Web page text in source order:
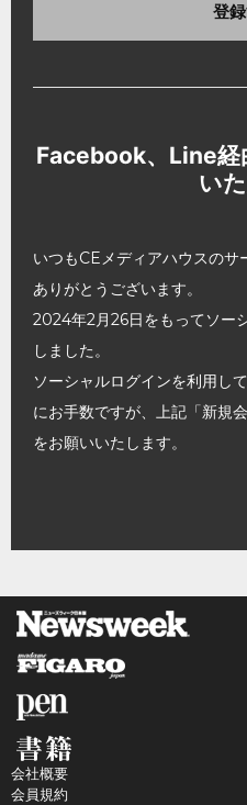
登
Facebook、Line経
い
いつもCEメディアハウスの
ありがとうございます。
2024年2月26日をもってソー
しました。
ソーシャルログインを利用し
にお手数ですが、上記「新規
をお願いいたします。
会社概要
会員規約